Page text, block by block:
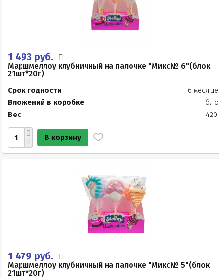
1 493 руб.
Маршмеллоу клубничный на палочке "Микс№ 6"(блок
21шт*20г)
Срок годности
6
Вложений в коробке
Вес
420
В корзину
1 479 руб.
Маршмеллоу клубничный на палочке "Микс№ 5"(блок
21шт*20г)